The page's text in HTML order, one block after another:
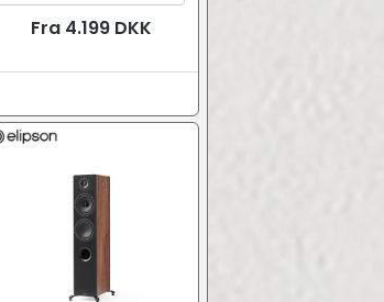
Fra 4.199 DKK